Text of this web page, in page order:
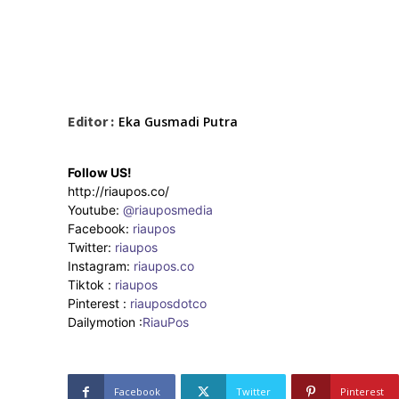
Editor : Eka Gusmadi Putra
Follow US!
http://riaupos.co/
Youtube: @riauposmedia
Facebook: riaupos
Twitter: riaupos
Instagram: riaupos.co
Tiktok : riaupos
Pinterest : riauposdotco
Dailymotion :RiauPos
Facebook Twitter Pinterest